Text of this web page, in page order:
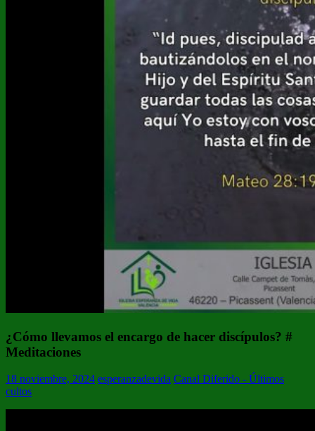
¿Cómo llevamos el encargo de hacer discípulos? #
Meditaciones
18 noviembre, 2024 esperanzadevida Canal Diferido - Últimos
cultos